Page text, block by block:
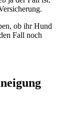
ob ihr Hund
Fall noch